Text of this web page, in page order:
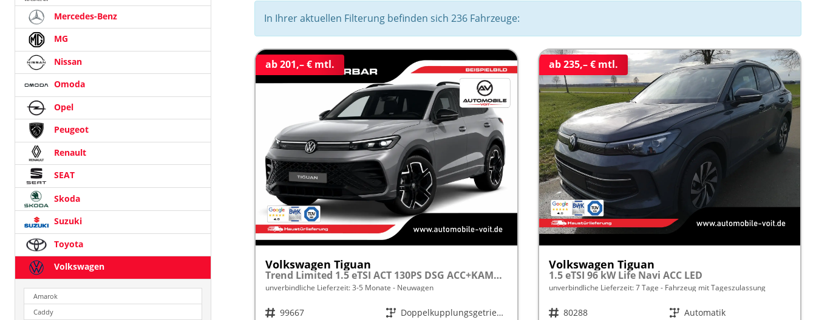
In Ihrer aktuellen Filterung befinden sich236 Fahrzeuge:
ab 201,– € mtl.
Volkswagen Tiguan
Trend Limited 1.5 eTSI ACT 130PS DSG ACC+KAMERA+APP+KLIMA+LED+17" LM frei konfigurierbar!
unverbindliche Lieferzeit: 3-5 Monate Neuwagen
Fahrzeugnr. 99667 Getriebe
Doppelkupplungsgetriebe (DSG)
ab 235,– € mtl.
Volkswagen Tiguan
1.5 eTSI 96 kW Life Navi ACC LED
unverbindliche Lieferzeit:7 Tage Fahrzeug mit Tageszulassung
Fahrzeugnr. 80288 Getriebe Automatik
Mercedes-Benz
MG
Nissan
Omoda
Opel
Peugeot
Renault
SEAT
Skoda
Suzuki
Toyota
Volkswagen
Amarok
Caddy